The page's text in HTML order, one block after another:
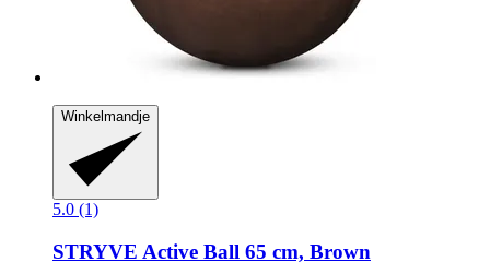
Winkelmandje
5.0 (1)
STRYVE Active Ball 65 cm, Brown